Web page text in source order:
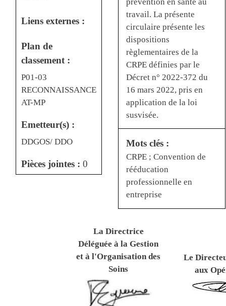
Liens externes :
Plan de
classement :
P01-03
RECONNAISSANCE
AT-MP
Emetteur(s) :
DDGOS/ DDO
Pièces jointes : 0
travail. La présente
circulaire présente les
dispositions
règlementaires de la
CRPE définies par le
Décret n° 2022-372 du
16 mars 2022, pris en
application de la loi
susvisée.
Mots clés :
CRPE ; Convention de
rééducation
professionnelle en
entreprise
La Directrice
Déléguée à la Gestion
et à l'Organisation des
Soins
Le
aux